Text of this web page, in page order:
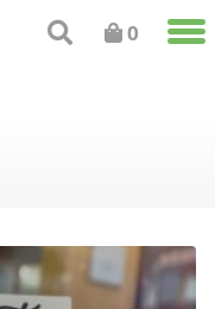
0